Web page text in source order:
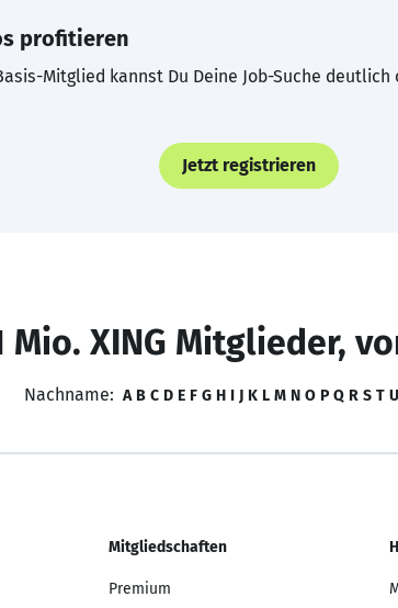
profitieren
Mitglied kannst Du Deine Job-Suche
Jetzt registrieren
Mio. XING Mitglieder,
Nachname: A B C D E F G H I J K L M N O P Q R S T U
Mitgliedschaften
Premium